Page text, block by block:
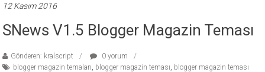
12 Kasım 2016
SNews V1.5 Blogger Magazin Teması
Gönderen: kralscript
0 yorum
blogger magazin temaları blogger magazin teması blogger magazin teması